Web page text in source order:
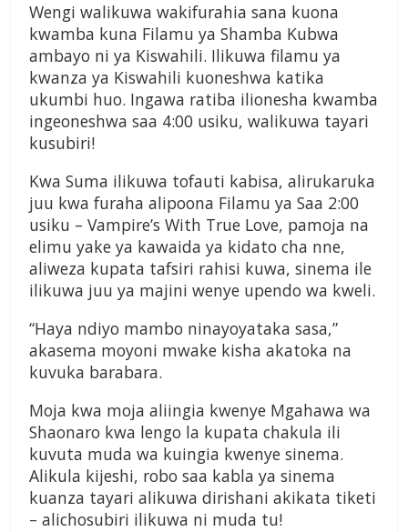
Wengi walikuwa wakifurahia sana kuona
kwamba kuna Filamu ya Shamba Kubwa
ambayo ni ya Kiswahili. Ilikuwa filamu ya
kwanza ya Kiswahili kuoneshwa katika
ukumbi huo. Ingawa ratiba ilionesha kwamba
ingeoneshwa saa 4:00 usiku, walikuwa tayari
kusubiri!
Kwa Suma ilikuwa tofauti kabisa, alirukaruka
juu kwa furaha alipoona Filamu ya Saa 2:00
usiku – Vampire’s With True Love, pamoja na
elimu yake ya kawaida ya kidato cha nne,
aliweza kupata tafsiri rahisi kuwa, sinema ile
ilikuwa juu ya majini wenye upendo wa kweli.
“Haya ndiyo mambo ninayoyataka sasa,”
akasema moyoni mwake kisha akatoka na
kuvuka barabara.
Moja kwa moja aliingia kwenye Mgahawa wa
Shaonaro kwa lengo la kupata chakula ili
kuvuta muda wa kuingia kwenye sinema.
Alikula kijeshi, robo saa kabla ya sinema
kuanza tayari alikuwa dirishani akikata tiketi
– alichosubiri ilikuwa ni muda tu!